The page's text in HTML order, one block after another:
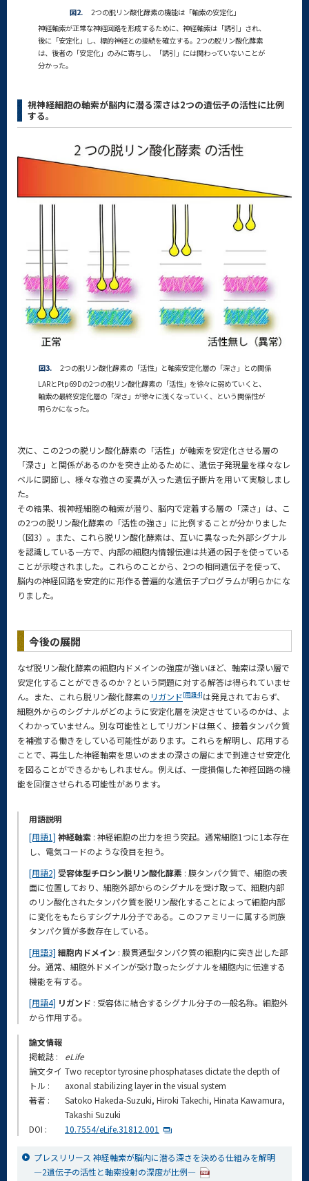
図2.
2つの脱リン酸化酵素の機能は「軸索の安定化」
神経軸索が正常な神経回路を形成するために、神経軸索は「誘引」され、
後に「安定化」し、標的神経との接続を確立する。2つの脱リン酸化酵素
は、後者の「安定化」のみに寄与し、「誘引」には関わっていないことが
分かった。
視神経細胞の軸索が脳内に潜る深さは2つの遺伝子の活性に比例
する。
図3.
2つの脱リン酸化酵素の「活性」と軸索安定化層の「深さ」との関係
LARとPtp69Dの2つの脱リン酸化酵素の「活性」を徐々に弱めていくと、
軸索の最終安定化層の「深さ」が徐々に浅くなっていく、という関係性が
明らかになった。
次に、この2つの脱リン酸化酵素の「活性」が軸索を安定化させる層の
「深さ」と関係があるのかを突き止めるために、遺伝子発現量を様々なレ
ベルに調節し、様々な強さの変異が入った遺伝子断片を用いて実験しまし
た。
その結果、視神経細胞の軸索が潜り、脳内で定着する層の「深さ」は、こ
の2つの脱リン酸化酵素の「活性の強さ」に比例することが分かりました
（図3）。また、これら脱リン酸化酵素は、互いに異なった外部シグナル
を認識している一方で、内部の細胞内情報伝達は共通の因子を使っている
ことが示唆されました。これらのことから、2つの相同遺伝子を使って、
脳内の神経回路を安定的に形作る普遍的な遺伝子プログラムが明らかにな
りました。
今後の展開
なぜ脱リン酸化酵素の細胞内ドメインの強度が強いほど、軸索は深い層で
安定化することができるのか？という問題に対する解答は得られていませ
ん。また、これら脱リン酸化酵素の リガンド[用語4]は発見されておらず、
細胞外からのシグナルがどのように安定化層を決定させているのかは、よ
くわかっていません。別な可能性としてリガンドは無く、接着タンパク質
を補強する働きをしている可能性があります。これらを解明し、応用する
ことで、再生した神経軸索を思いのままの深さの層にまで到達させ安定化
を図ることができるかもしれません。例えば、一度損傷した神経回路の機
能を回復させられる可能性があります。
用語説明
[用語1] 神経軸索 : 神経細胞の出力を担う突起。通常細胞1つに1本存在
し、電気コードのような役目を担う。
[用語2] 受容体型チロシン脱リン酸化酵素 : 膜タンパク質で、細胞の表
面に位置しており、細胞外部からのシグナルを受け取って、細胞内部
のリン酸化されたタンパク質を脱リン酸化することによって細胞内部
に変化をもたらすシグナル分子である。このファミリーに属する同族
タンパク質が多数存在している。
[用語3] 細胞内ドメイン : 膜貫通型タンパク質の細胞内に突き出した部
分。通常、細胞外ドメインが受け取ったシグナルを細胞内に伝達する
機能を有する。
[用語4] リガンド : 受容体に結合するシグナル分子の一般名称。細胞外
から作用する。
論文情報
掲載誌 :
eLife
論文タイ
トル :
Two receptor tyrosine phosphatases dictate the depth of
axonal stabilizing layer in the visual system
著者 :
Satoko Hakeda-Suzuki, Hiroki Takechi, Hinata Kawamura,
Takashi Suzuki
DOI :
10.7554/eLife.31812.001
プレスリリース 神経軸索が脳内に潜る深さを決める仕組みを解明
―2遺伝子の活性と軸索投射の深度が比例―